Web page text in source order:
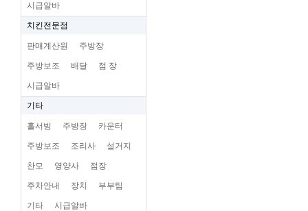
시급알바
치킨전문점
판매계산원 주방장
주방보조 배달 점 장
시급알바
기타
홀서빙 주방장 카운터
주방보조 조리사 설거지
찬모 영양사 점장
주차안내 장치 부부팀
기타 시급알바